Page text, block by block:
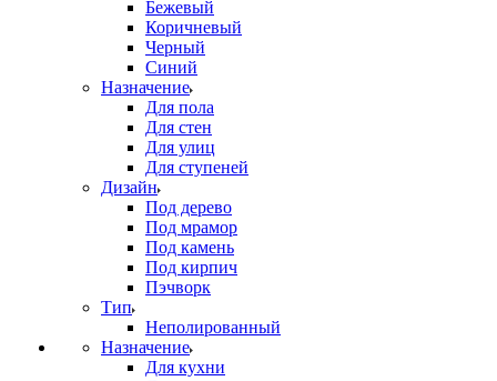
Бежевый
Коричневый
Черный
Синий
Назначение
Для пола
Для стен
Для улиц
Для ступеней
Дизайн
Под дерево
Под мрамор
Под камень
Под кирпич
Пэчворк
Тип
Неполированный
Назначение
Для кухни